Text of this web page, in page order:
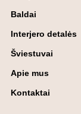
Baldai
Interjero detalės
Šviestuvai
Apie mus
Kontaktai